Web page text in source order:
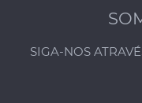
SIGA-NOS